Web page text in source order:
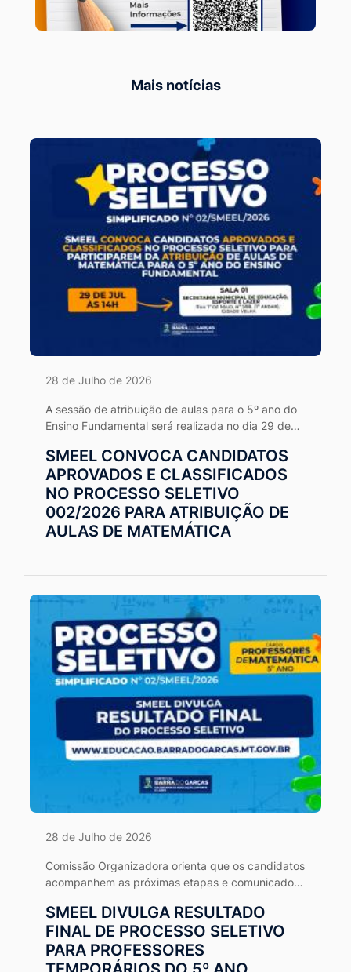
Mais notícias
28 de Julho de 2026
A sessão de atribuição de aulas para o 5º ano do
Ensino Fundamental será realizada no dia 29 de
SMEEL CONVOCA CANDIDATOS
APROVADOS E CLASSIFICADOS
NO PROCESSO SELETIVO
002/2026 PARA ATRIBUIÇÃO DE
AULAS DE MATEMÁTICA
28 de Julho de 2026
Comissão Organizadora orienta que os candidatos
acompanhem as próximas etapas e comunicados
SMEEL DIVULGA RESULTADO
FINAL DE PROCESSO SELETIVO
PARA PROFESSORES